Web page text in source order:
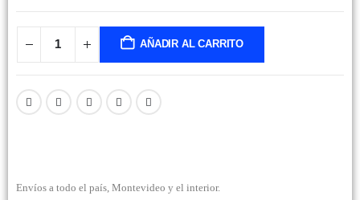
AÑADIR AL CARRITO
Envíos a todo el país, Montevideo y el interior.